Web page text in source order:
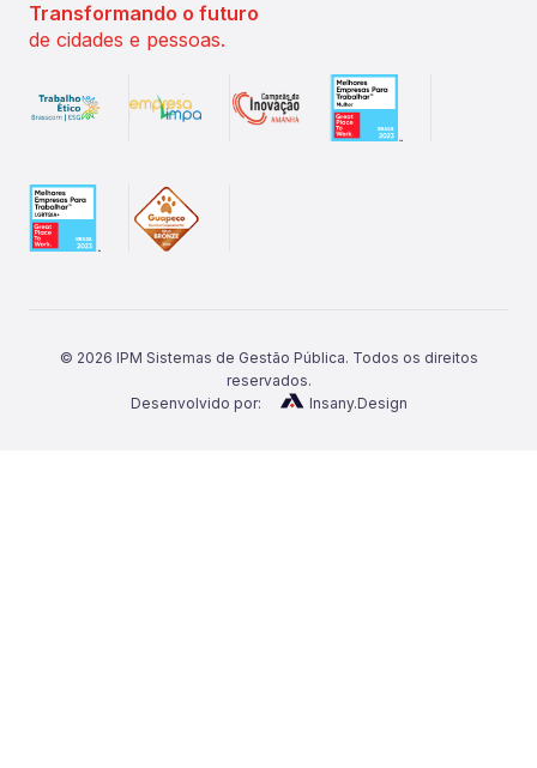
Transformando o futuro
de cidades e pessoas.
© 2026 IPM Sistemas de Gestão Pública. Todos os direitos
reservados.
Desenvolvido por:
Insany.Design